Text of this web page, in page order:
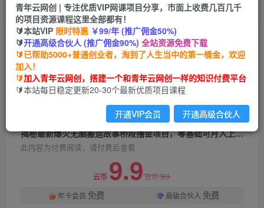
首页 创业课程 会员免费 正文
揭秘最新爆火无脑搬运故事桥段撸金项目，零基础
可月入上万【全套详细玩法教程】
青年云网创
2年前发布
关注 私信
揭秘最新爆火无脑搬运故事桥段撸金项目，零基础可月入上万【全套详细玩法教程】
此内容为付费阅读，请付费后查看
云币 9.9云币99
年卡会员 免费 高级合伙人 免费
青年云网创 | 专注优质VIP网课项目分享，市面上收费几百几千
的项目资源课程这里全部都有！
🔰本站VIP 限时特惠 ￥99/年 (推广佣金50%)
🔰开通高级合伙人 (推广佣金90%) 全站资源免费下载
🔰已帮助5000+普通创业者，淘到了人生当中的第一桶金，欢迎
加入！
🔰加入青年云网创，搭建一个和青年云网创一样的知识付费平台
🔰本站每日稳定更新20-30个最新优质项目课程
开通VIP会员 开通高级合伙人